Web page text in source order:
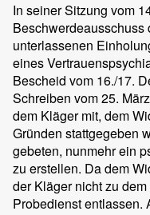
In seiner Sitzung vom
unterlassenen
eines
Bescheid vom 16./17.
Schreiben vom 25.
dem Kläger mit, dem
Gründen stattgegeben
gebeten, nunmehr ein
zu erstellen. Da dem
der Kläger nicht zu
Probedienst entlassen.